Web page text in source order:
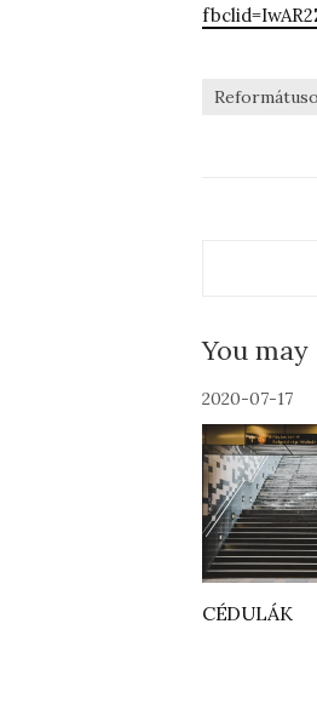
You
2020-07-17
CÉDULÁK